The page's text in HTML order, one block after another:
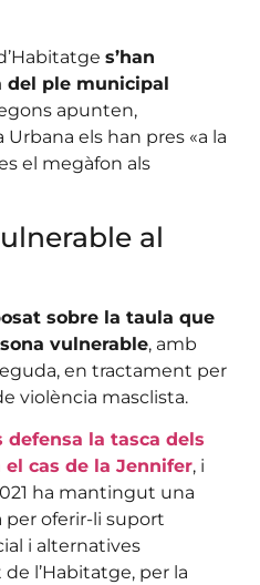
s’han
ple municipal
apunten,
els han pres «a la
el megàfon als
al
sobre la taula que
vulnerable, amb
en tractament per
violència masclista.
defensa la tasca dels
cas de la Jennifer, i
ha mantingut una
oferir-li suport
i alternatives
l’Habitatge, per la